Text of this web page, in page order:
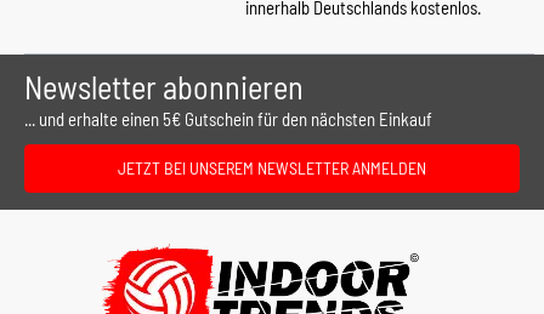
innerhalb Deutschlands kostenlos.
Newsletter abonnieren
... und erhalte einen 5€ Gutschein für den nächsten Einkauf
JETZT BEI UNSEREM NEWSLETTER ANMELDEN